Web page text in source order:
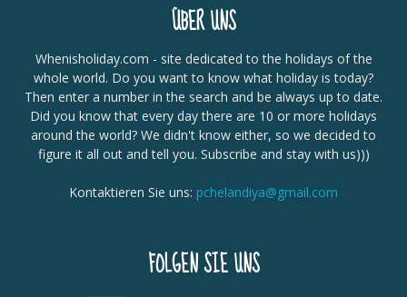
ÜBER UNS
Whenisholiday.com - site dedicated to the holidays of the
whole world. Do you want to know what holiday is today?
Then enter a number in the search and be always up to date.
Did you know that every day there are 10 or more holidays
around the world? We didn't know either, so we decided to
figure it all out and tell you. Subscribe and stay with us)))
Kontaktieren Sie uns: pchelandiya@gmail.com
FOLGEN SIE UNS